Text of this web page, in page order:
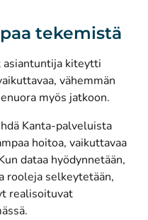
tekemistä
asiantuntija kiteytti
vähemmän
myös jatkoon.
Kanta-palveluista
hoitoa, vaikuttavaa
dataa hyödynnetään,
rooleja selkeytetään,
realisoituvat